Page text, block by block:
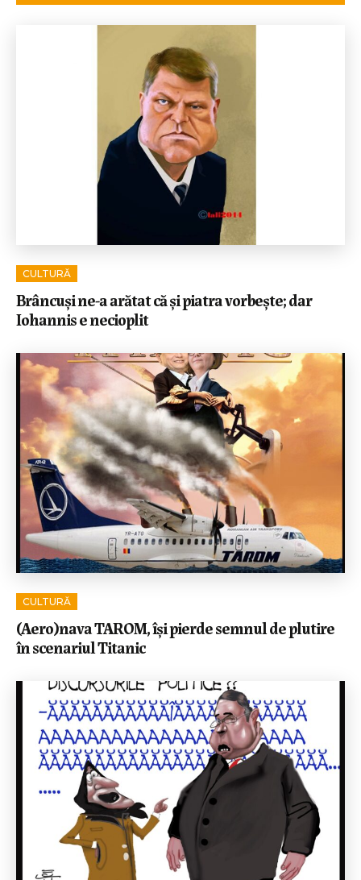
CULTURĂ
Brâncuși ne-a arătat că și piatra vorbește; dar
Iohannis e necioplit
CULTURĂ
(Aero)nava TAROM, își pierde semnul de plutire
în scenariul Titanic